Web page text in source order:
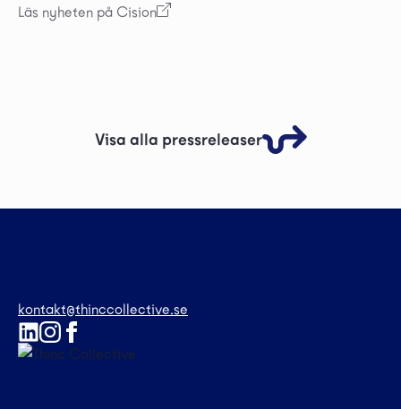
Läs nyheten på Cision
Visa alla pressreleaser
kontakt@thinccollective.se